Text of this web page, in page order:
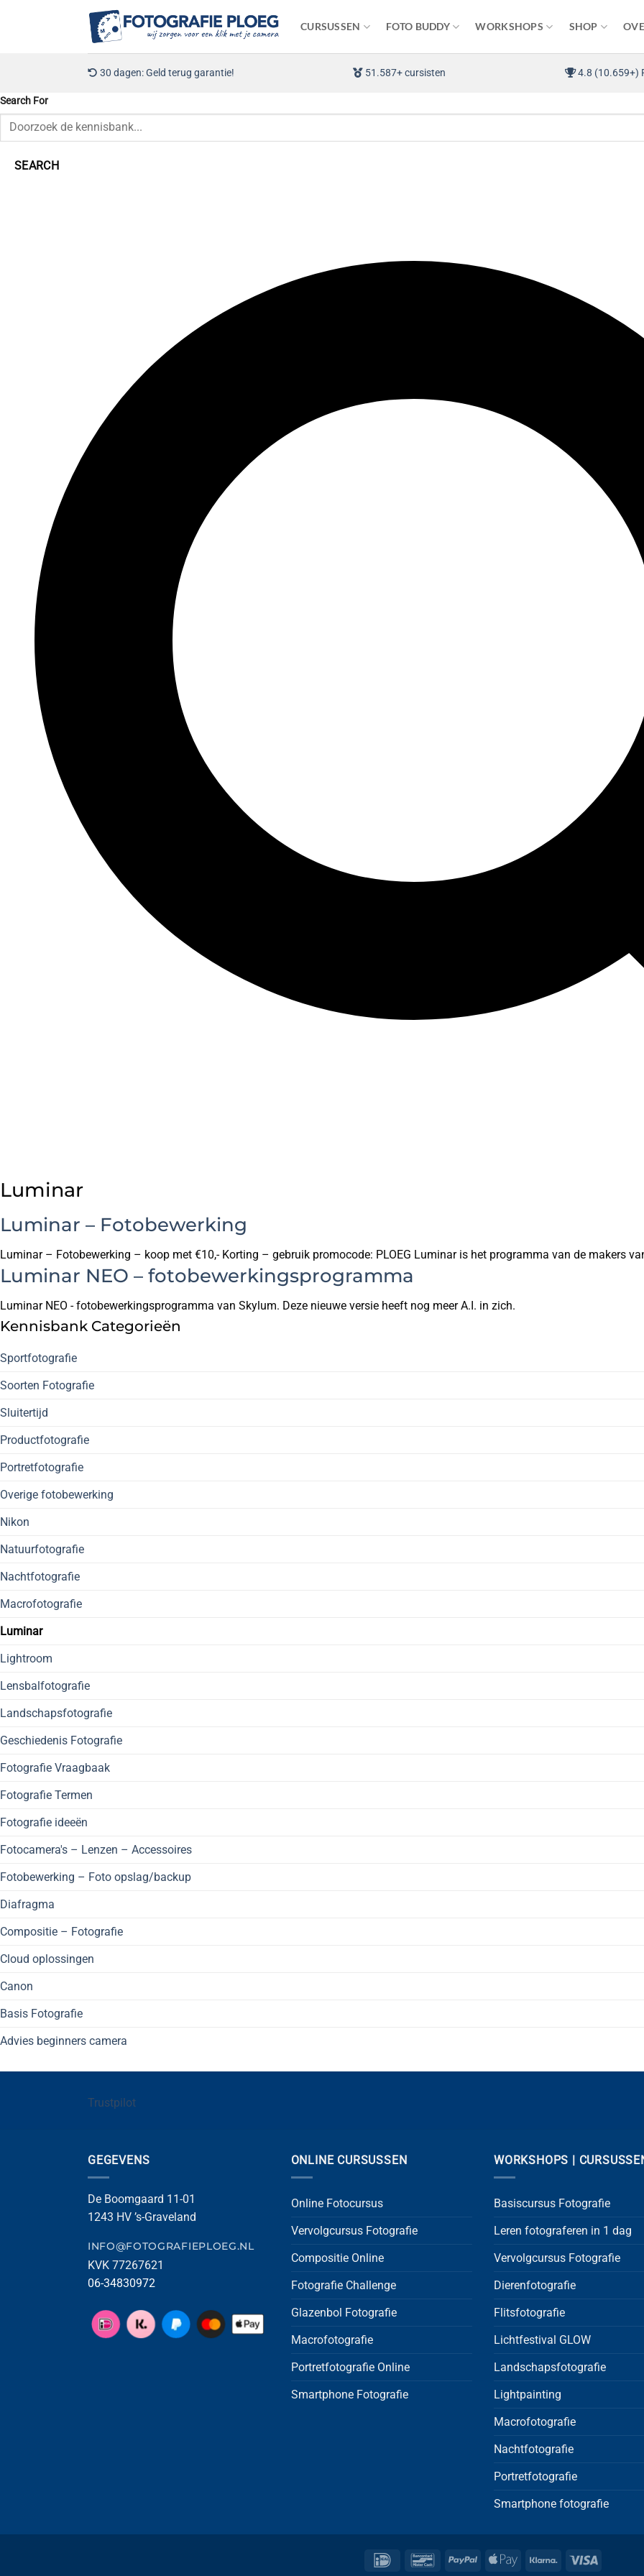
CURSUSSEN FOTO BUDDY WORKSHOPS SHOP
30 dagen: Geld terug garantie! 51.587+ cursisten 4.8 (10.659+)
Search For
SEARCH
Luminar
Luminar – Fotobewerking
Luminar – Fotobewerking – koop met €10,- Korting – gebruik promocode: PLOEG Luminar is het programma van de makers
Luminar NEO – fotobewerkingsprogramma
Luminar NEO - fotobewerkingsprogramma van Skylum. Deze nieuwe versie heeft nog meer A.I. in zich.
Kennisbank Categorieën
Sportfotografie
Soorten Fotografie
Sluitertijd
Productfotografie
Portretfotografie
Overige fotobewerking
Nikon
Natuurfotografie
Nachtfotografie
Macrofotografie
Luminar
Lightroom
Lensbalfotografie
Landschapsfotografie
Geschiedenis Fotografie
Fotografie Vraagbaak
Fotografie Termen
Fotografie ideeën
Fotocamera's – Lenzen – Accessoires
Fotobewerking – Foto opslag/backup
Diafragma
Compositie – Fotografie
Cloud oplossingen
Canon
Basis Fotografie
Advies beginners camera
Trustpilot
GEGEVENS
De Boomgaard 11-01
1243 HV ’s-Graveland
INFO@FOTOGRAFIEPLOEG.NL
KVK 77267621
06-34830972
ONLINE CURSUSSEN
Online Fotocursus
Vervolgcursus Fotografie
Compositie Online
Fotografie Challenge
Glazenbol Fotografie
Macrofotografie
Portretfotografie Online
Smartphone Fotografie
WORKSHOPS |
Basiscursus Fotografie
Leren fotograferen in 1 dag
Vervolgcursus Fotografie
Dierenfotografie
Flitsfotografie
Lichtfestival GLOW
Landschapsfotografie
Lightpainting
Macrofotografie
Nachtfotografie
Portretfotografie
Smartphone fotografie
IDeal BancontactPayPal
Apple
Klarna Visa